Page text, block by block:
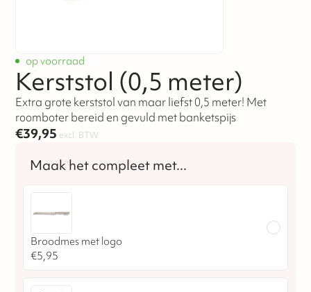
op voorraad
Kerststol (0,5 meter)
Extra grote kerststol van maar liefst 0,5 meter! Met
roomboter bereid en gevuld met banketspijs
€39,95 excl. BTW
Broodmes met logo
€5,95